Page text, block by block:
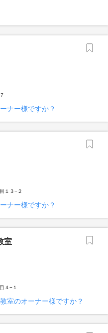
ナー様ですか？
１３−２
ナー様ですか？
室
４−１
室のオーナー様ですか？